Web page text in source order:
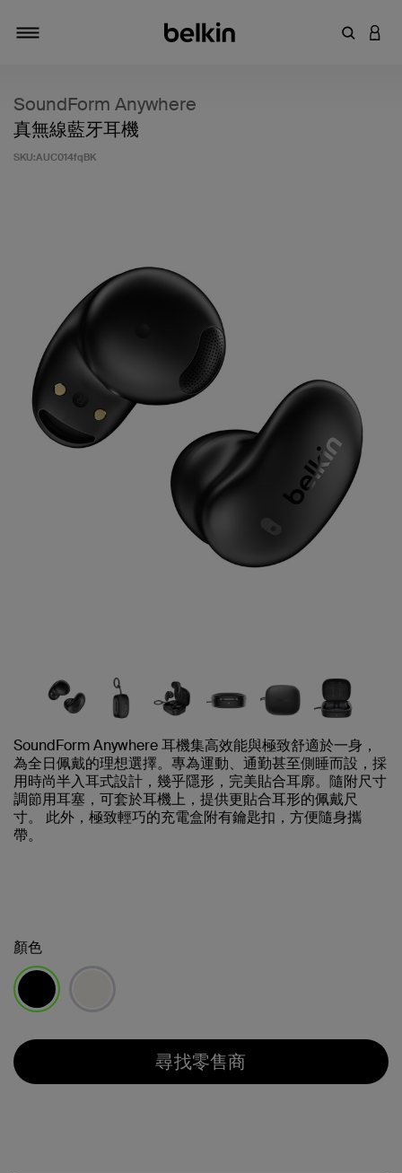
輸入關鍵
登入
SoundForm Anywhere
真無線藍牙耳機
SKU:AUC014fqBK
SoundForm Anywhere 耳機集高效能與極致舒適於一身，
為全日佩戴的理想選擇。專為運動、通勤甚至側睡而設，採
用時尚半入耳式設計，幾乎隱形，完美貼合耳廓。隨附尺寸
調節用耳塞，可套於耳機上，提供更貼合耳形的佩戴尺
寸。 此外，極致輕巧的充電盒附有鑰匙扣，方便隨身攜
帶。
顏色
尋找零售商